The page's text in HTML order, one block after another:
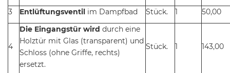
3 Entlüftungsventil im Dampfbad Stück. 1 50,00
4
Die Eingangstür wird durch eine
Holztür mit Glas (transparent) und
Schloss (ohne Griffe, rechts)
ersetzt.
Stück. 1 143,00